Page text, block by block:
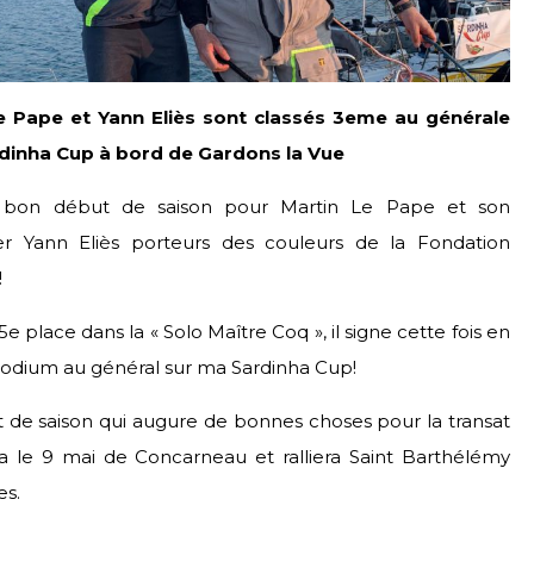
Pape et Yann Eliès sont classés 3eme au générale
Cup à bord de Gardons la Vue
bon début de saison pour Martin Le Pape et son
Yann Eliès porteurs des couleurs de la Fondation
place dans la « Solo Maître Coq », il signe cette fois en
au général sur ma Sardinha Cup!
saison qui augure de bonnes choses pour la transat
le 9 mai de Concarneau et ralliera Saint Barthélémy